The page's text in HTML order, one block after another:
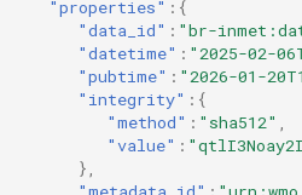
"properties" :{
"data_id" : "br-
"datetime" : "2025-02-
"pubtime" : "2026-01-
"integrity" :{
"method" : "sha512" ,
"value" :
},